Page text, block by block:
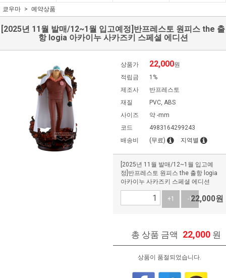
쿄우마 예약상품
[2025년 11월 발매/12~1월 입고예정]반프레스토 원피스 the 출
항 logia 아카이누 사카즈키 스페셜 에디션
상품가 22,000원
적립금
1%
제조사
반프레스토
재질
PVC, ABS
사이즈
약 -mm
코드
4983164299243
배송비
(무료) 지역별
[2025년 11월 발매/12~1월 입고예
정]반프레스토 원피스 the 출항 logia
아카이누 사카즈키 스페셜 에디션
+1 -122,000원
총 상품 금액 22,000 원
상품이 품절되었습니다.